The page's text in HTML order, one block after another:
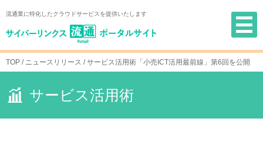
content
流通業に特化したクラウドサービスを提供いたします
TOP / ニュースリリース /サービス活用術「小売ICT活用最前線」第6回を公開
サービス活用術